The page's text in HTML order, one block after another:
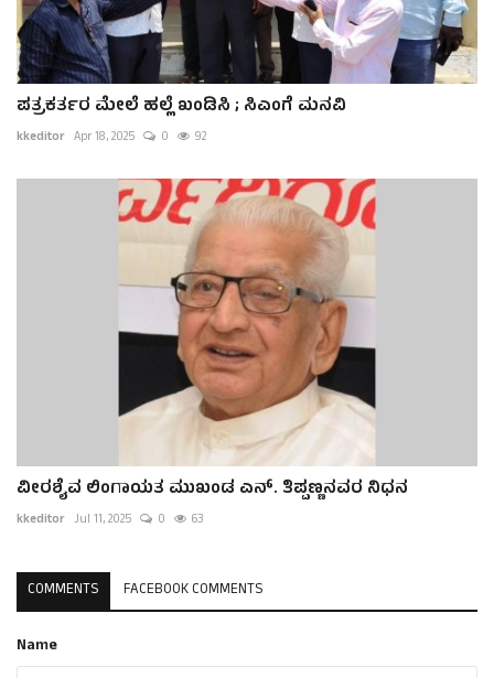
ಪತ್ರಕರ್ತರ ಮೇಲೆ ಹಲ್ಲೆ ಖಂಡಿಸಿ ; ಸಿಎಂಗೆ ಮನವಿ
kkeditor Apr 18, 2025 0 92
ವೀರಶೈವ ಲಿಂಗಾಯತ ಮುಖಂಡ ಎನ್. ತಿಪ್ಪಣ್ಣನವರ ನಿಧನ
kkeditor Jul 11, 2025 0 63
COMMENTS FACEBOOK COMMENTS
Name